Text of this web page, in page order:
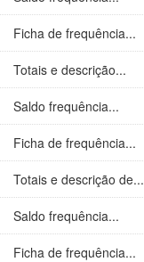
Ficha de frequência...
Totais e descrição...
Saldo frequência...
Ficha de frequência...
Totais e descrição de...
Saldo frequência...
Ficha de frequência...